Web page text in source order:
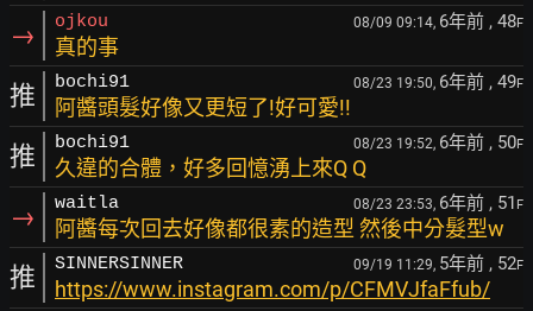
→ ojkou 08/09 09:14, 6年前 , 48F
真的事
推 bochi91 08/23 19:50, 6年前 , 49F
阿醬頭髮好像又更短了!好可愛!!
推 bochi91 08/23 19:52, 6年前 , 50F
久違的合體，好多回憶湧上來Q Q
→ waitla 08/23 23:53, 6年前 , 51 F
阿醬每次回去好像都很素的造型 然後中分髮型w
推 SINNERSINNER 09/19 11:29, 5年前 , 52F
https://www.instagram.com/p/CFMVJfaFfub/